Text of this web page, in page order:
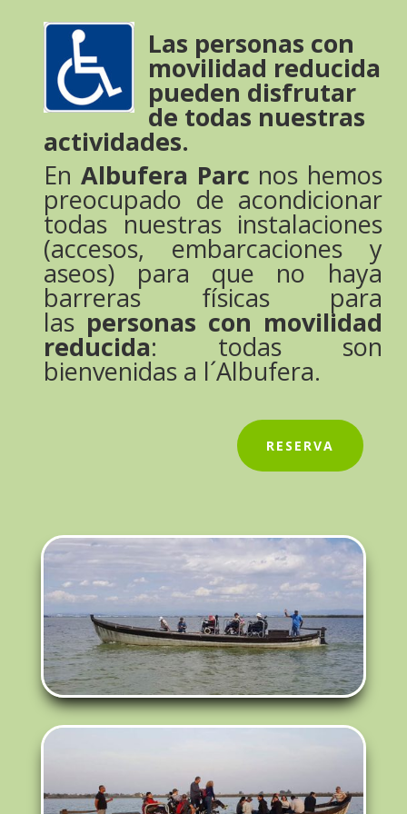
Las personas con
movilidad reducida
pueden disfrutar
de todas nuestras
actividades.
En Albufera Parc nos hemos
preocupado de acondicionar
todas nuestras instalaciones
(accesos, embarcaciones y
aseos) para que no haya
barreras físicas para
las personas con movilidad
reducida: todas son
bienvenidas a l´Albufera.
RESERVA